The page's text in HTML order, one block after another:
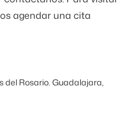
agendar una cita
del Rosario. Guadalajara,